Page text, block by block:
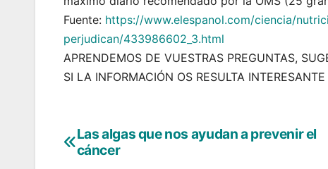
Fuente: https://www.elespanol.com/ciencia/
perjudican/433986602_3.html
APRENDEMOS DE VUESTRAS PREGUNTAS,
SI LA INFORMACIÓN OS RESULTA
Navegación
Las algas que nos ayudan a prevenir el
cáncer